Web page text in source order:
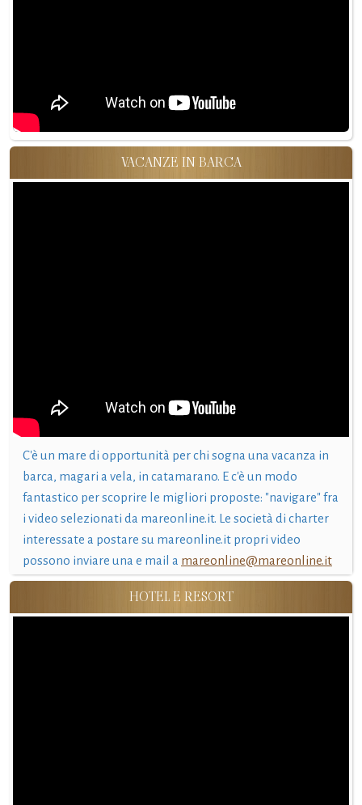
VACANZE IN BARCA
C'è un mare di opportunità per chi sogna una vacanza in
barca, magari a vela, in catamarano. E c'è un modo
fantastico per scoprire le migliori proposte: "navigare" fra
i video selezionati da mareonline.it. Le società di charter
interessate a postare su mareonline.it propri video
possono inviare una e mail a mareonline@mareonline.it
HOTEL E RESORT